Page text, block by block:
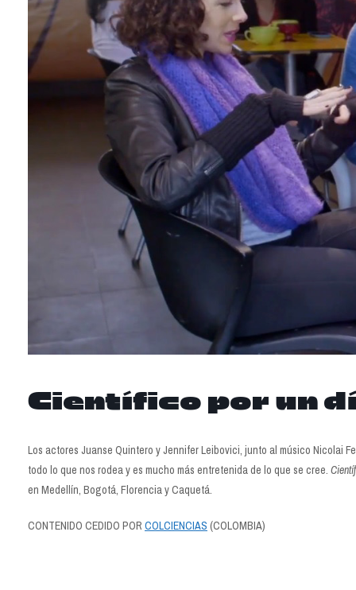
Científico por un
Los actores Juanse Quintero y Jennifer Leibovici, junto al músico Nicolai
todo lo que nos rodea y es mucho más entretenida de lo que se cree.
en Medellín, Bogotá, Florencia y Caquetá.
CONTENIDO CEDIDO POR COLCIENCIAS (COLOMBIA)